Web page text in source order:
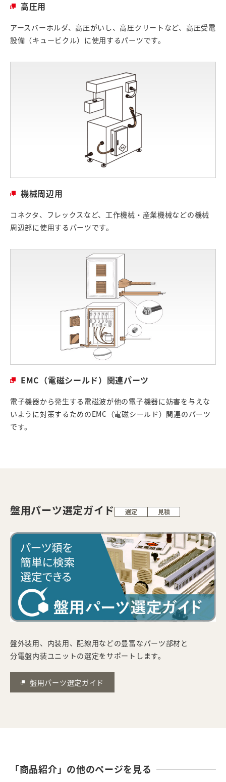
高圧用
アースバーホルダ、高圧がいし、高圧クリートなど、高圧受電
設備（キュービクル）に使用するパーツです。
機械周辺用
コネクタ、フレックスなど、工作機械・産業機械などの機械
周辺部に使用するパーツです。
EMC（電磁シールド）関連パーツ
電子機器から発生する電磁波が他の電子機器に妨害を与えな
いように対策するためのEMC（電磁シールド）関連のパーツ
です。
盤用パーツ選定ガイド 選定 見積
盤外装用、内装用、配線用などの豊富なパーツ部材と
分電盤内装ユニットの選定をサポートします。
盤用パーツ選定ガイド
「商品紹介」の他のページを見る